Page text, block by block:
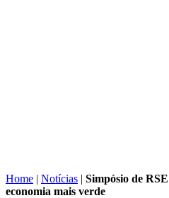
Home | Notícias | Simpósio de
economia mais verde